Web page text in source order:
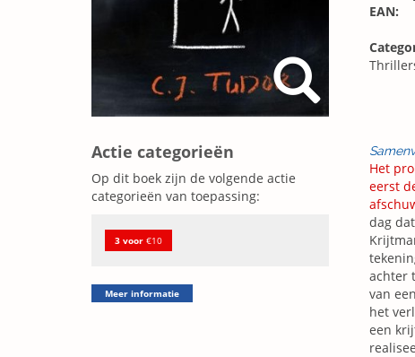
Actie categorieën
Op dit boek zijn de volgende actie
categorieën van toepassing:
3 voor €10
Meer informatie
EAN:
Het
eerst
dag
achter
van
het
een